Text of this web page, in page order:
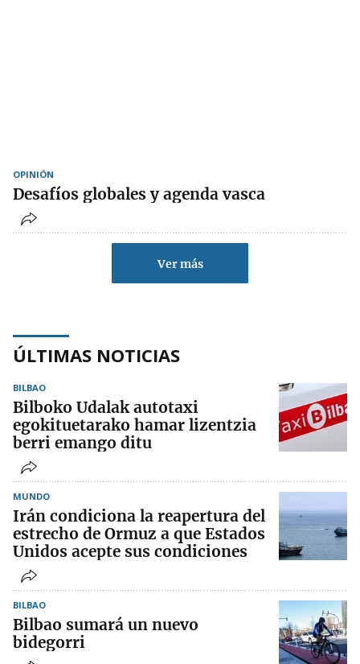
OPINIÓN
Desafíos globales y agenda vasca
Ver más
ÚLTIMAS NOTICIAS
BILBAO
Bilboko Udalak autotaxi
egokituetarako hamar lizentzia
berri emango ditu
MUNDO
Irán condiciona la reapertura del
estrecho de Ormuz a que Estados
Unidos acepte sus condiciones
BILBAO
Bilbao sumará un nuevo
bidegorri